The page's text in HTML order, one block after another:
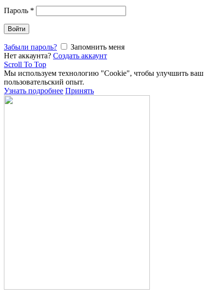
Пароль *
Войти
Забыли пароль?
Запомнить меня
Нет аккаунта? Создать аккаунт
Scroll To Top
Мы используем технологию "Cookie", чтобы улучшить ваш
пользовательский опыт.
Узнать подробнее Принять